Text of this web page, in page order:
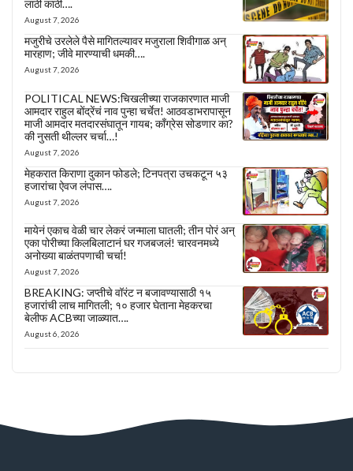
लाठी काठी….
August 7, 2026
मजुरीचे उरलेले पैसे मागितल्यावर मजुराला शिवीगाळ अन्
मारहाण; जीवे मारण्याची धमकी….
August 7, 2026
POLITICAL NEWS:चिखलीच्या राजकारणात माजी
आमदार राहुल बोंद्रेंचं नाव पुन्हा चर्चेत! आठवडाभरापासून
माजी आमदार मतदारसंघातून गायब; काँग्रेस सोडणार का?
की नुसती थील्लर चर्चा…!
August 7, 2026
मेहकरात किराणा दुकान फोडले; टिनपत्रा उचकटून ५३
हजारांचा ऐवज लंपास….
August 7, 2026
मायेनं एकाच वेळी चार लेकरं जन्माला घातली; तीन पोरं अन्
एका पोरीच्या किलबिलाटानं घर गजबजलं! चारवनमध्ये
अनोख्या बाळंतपणाची चर्चा!
August 7, 2026
BREAKING: जप्तीचे वॉरंट न बजावण्यासाठी १५
हजारांची लाच मागितली; १० हजार घेताना मेहकरचा
बेलीफ ACBच्या जाळ्यात….
August 6, 2026